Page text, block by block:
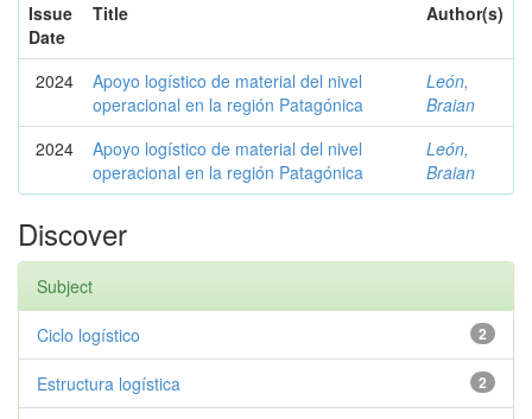
Issue
Date
Title Author(s)
2024
Apoyo logístico de material del nivel
operacional en la región Patagónica
León,
Braian
2024
Apoyo logístico de material del nivel
operacional en la región Patagónica
León,
Braian
Discover
Subject
2
Ciclo logístico
2
Estructura logística